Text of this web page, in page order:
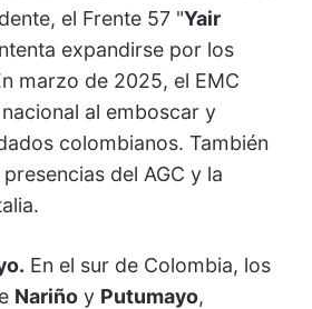
el Frente 57 "Yair
expandirse por los
marzo de 2025, el EMC
al emboscar y
colombianos. También
del AGC y la
En el sur de Colombia, los
Nariñoy Putumayo,